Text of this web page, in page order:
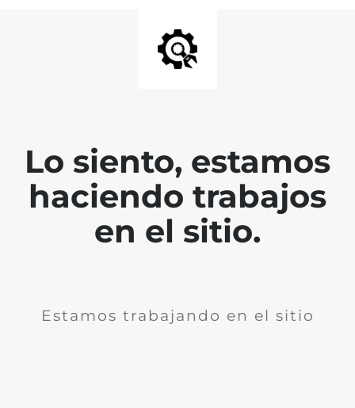
Lo siento, estamos
haciendo trabajos
en el sitio.
Estamos trabajando en el sitio